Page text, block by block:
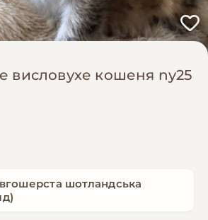
висловухе кошеня ny25
шотландська